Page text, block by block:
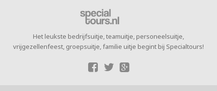
Het leukste bedrijfsuitje, teamuitje, personeelsuitje,
vrijgezellenfeest, groepsuitje, familie uitje begint bij Specialtours!